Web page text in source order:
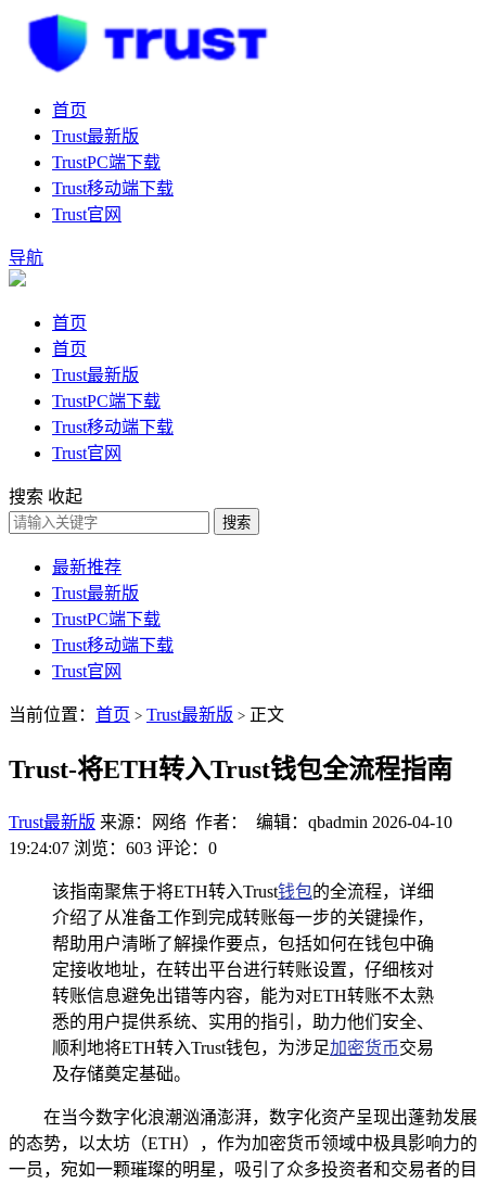
首页
Trust最新版
TrustPC端下载
Trust移动端下载
Trust官网
导航
首页
首页
Trust最新版
TrustPC端下载
Trust移动端下载
Trust官网
搜索 收起
搜索
最新推荐
Trust最新版
TrustPC端下载
Trust移动端下载
Trust官网
当前位置： 首页 > Trust最新版 > 正文
Trust-将ETH转入Trust钱包全流程指南
Trust最新版 来源：网络 作者： 编辑：qbadmin 2026-04-10
19:24:07 浏览：603 评论：0
该指南聚焦于将ETH转入Trust钱包的全流程，详细
介绍了从准备工作到完成转账每一步的关键操作，
帮助用户清晰了解操作要点，包括如何在钱包中确
定接收地址，在转出平台进行转账设置，仔细核对
转账信息避免出错等内容，能为对ETH转账不太熟
悉的用户提供系统、实用的指引，助力他们安全、
顺利地将ETH转入Trust钱包，为涉足加密货币交易
及存储奠定基础。
在当今数字化浪潮汹涌澎湃，数字化资产呈现出蓬勃发展
的态势，以太坊（ETH），作为加密货币领域中极具影响力的
一员，宛如一颗璀璨的明星，吸引了众多投资者和交易者的目